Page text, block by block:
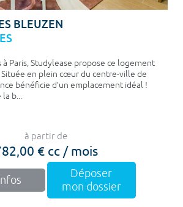
BLEUZEN
à Paris, Studylease propose ce logement
Située en plein cœur du centre-ville de
bénéficie d’un emplacement idéal !
b...
à partir de
€ cc / mois
Déposer
mon dossier